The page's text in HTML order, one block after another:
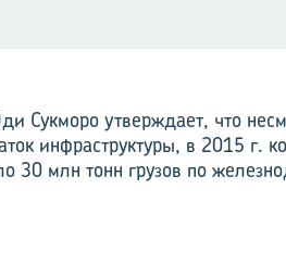
Сукморо утверждает, что
инфраструктуры, в 2015 г.
30 млн тонн грузов по